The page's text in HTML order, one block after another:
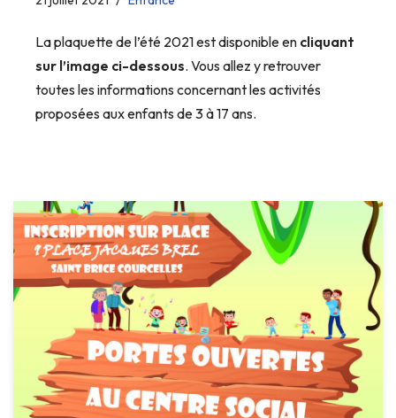
La plaquette de l’été 2021 est disponible en cliquant
sur l’image ci-dessous. Vous allez y retrouver
toutes les informations concernant les activités
proposées aux enfants de 3 à 17 ans.